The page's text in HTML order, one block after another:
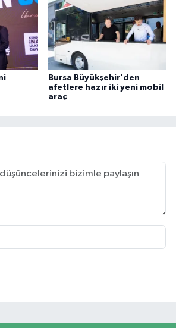
Bursa Büyükşehir'den
afetlere hazır iki yeni mobil
araç